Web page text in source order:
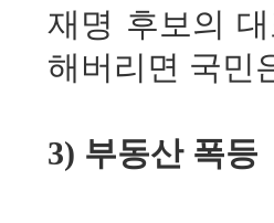
재명 후보의
해버리면 국민
3) 부동산 폭등